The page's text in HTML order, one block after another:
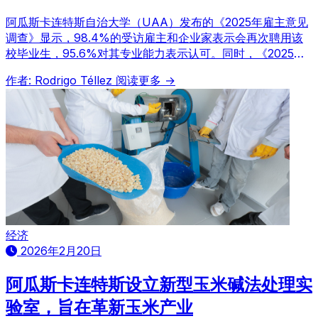
阿瓜斯卡连特斯自治大学（UAA）发布的《2025年雇主意见
调查》显示，98.4%的受访雇主和企业家表示会再次聘用该
校毕业生，95.6%对其专业能力表示认可。同时，《2025年
93.1%对所学专业满意。这些数据反映了该校教育质量和毕业
生就业市场的良好表现。
作者: Rodrigo Téllez 阅读更多 →
经济
2026年2月20日
阿瓜斯卡连特斯设立新型玉米碱法处理实
验室，旨在革新玉米产业